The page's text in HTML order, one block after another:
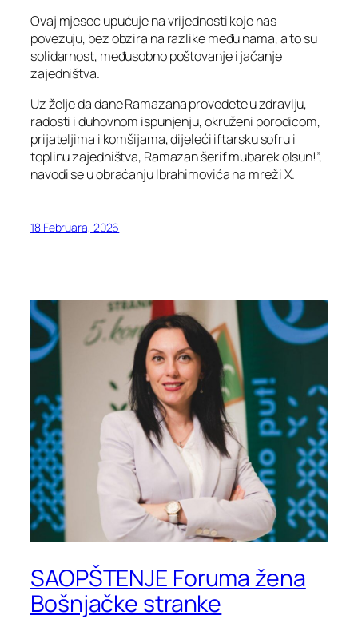
Ovaj mjesec upućuje na vrijednosti koje nas
povezuju, bez obzira na razlike među nama, a to su
solidarnost, međusobno poštovanje i jačanje
zajedništva.
Uz želje da dane Ramazana provedete u zdravlju,
radosti i duhovnom ispunjenju, okruženi porodicom,
prijateljima i komšijama, dijeleći iftarsku sofru i
toplinu zajedništva, Ramazan šerif mubarek olsun!”,
navodi se u obraćanju Ibrahimovića na mreži X.
18 Februara, 2026
SAOPŠTENJE Foruma žena
Bošnjačke stranke